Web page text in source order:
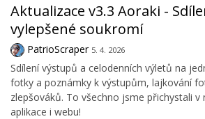
Aktualizace v3.3 Aoraki -
vylepšené soukromí
PatrioScraper 5. 4. 2026
Sdílení výstupů a celodenních výletů na
fotky a poznámky k výstupům, lajkování
zlepšováků. To všechno jsme přichystali v
aplikace i webu!